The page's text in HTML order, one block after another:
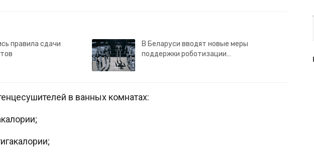
правила сдачи
В Беларуси вводят новые меры
поддержки роботизации…
в ванных комнатах: